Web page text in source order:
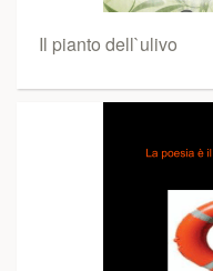
Il pianto dell`ulivo